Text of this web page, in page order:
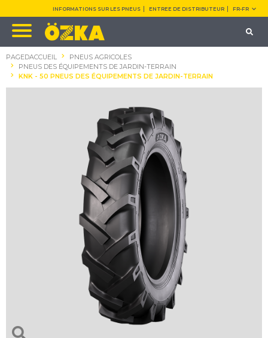
INFORMATIONS SUR LES PNEUS ENTREE DE DISTRIBUTEUR FR-FR
PAGEDACCUEIL
PNEUS AGRICOLES
PNEUS DES ÉQUIPEMENTS DE JARDIN-TERRAIN
KNK - 50 PNEUS DES ÉQUIPEMENTS DE JARDIN-TERRAIN